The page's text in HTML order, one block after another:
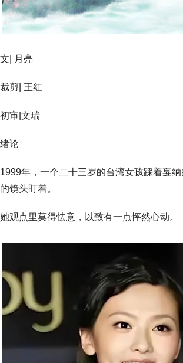
文| 月亮
裁剪| 王红
初审|文瑞
绪论
1999年，一个二十三岁的台湾女孩踩着戛
的镜头盯着。
她观点里莫得怯意，以致有一点怦然心动。